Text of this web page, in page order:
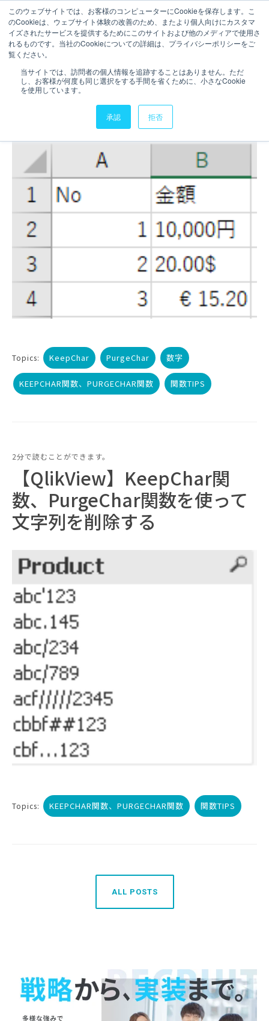
このウェブサイトでは、お客様のコンピューターにCookieを保存します。こ
のCookieは、ウェブサイト体験の改善のため、またより個人向けにカスタマ
イズされたサービスを提供するためにこのサイトおよび他のメディアで使用さ
れるものです。当社のCookieについての詳細は、プライバシーポリシーをご
覧ください。
当サイトでは、訪問者の個人情報を追跡することはありません。ただ
し、お客様が何度も同じ選択をする手間を省くために、小さなCookie
を使用しています。
承認 拒否
お問い合わせ
1分で読むことができます。
【QlikView】Tips：文字列か
ら数値だけを抜き出す・数値
以外を抜き出す
Topics: KeepChar PurgeChar 数字
KEEPCHAR関数、PURGECHAR関数 関数TIPS
2分で読むことができます。
【QlikView】KeepChar関
数、PurgeChar関数を使って
文字列を削除する
Topics: KEEPCHAR関数、PURGECHAR関数 関数TIPS
ALL POSTS